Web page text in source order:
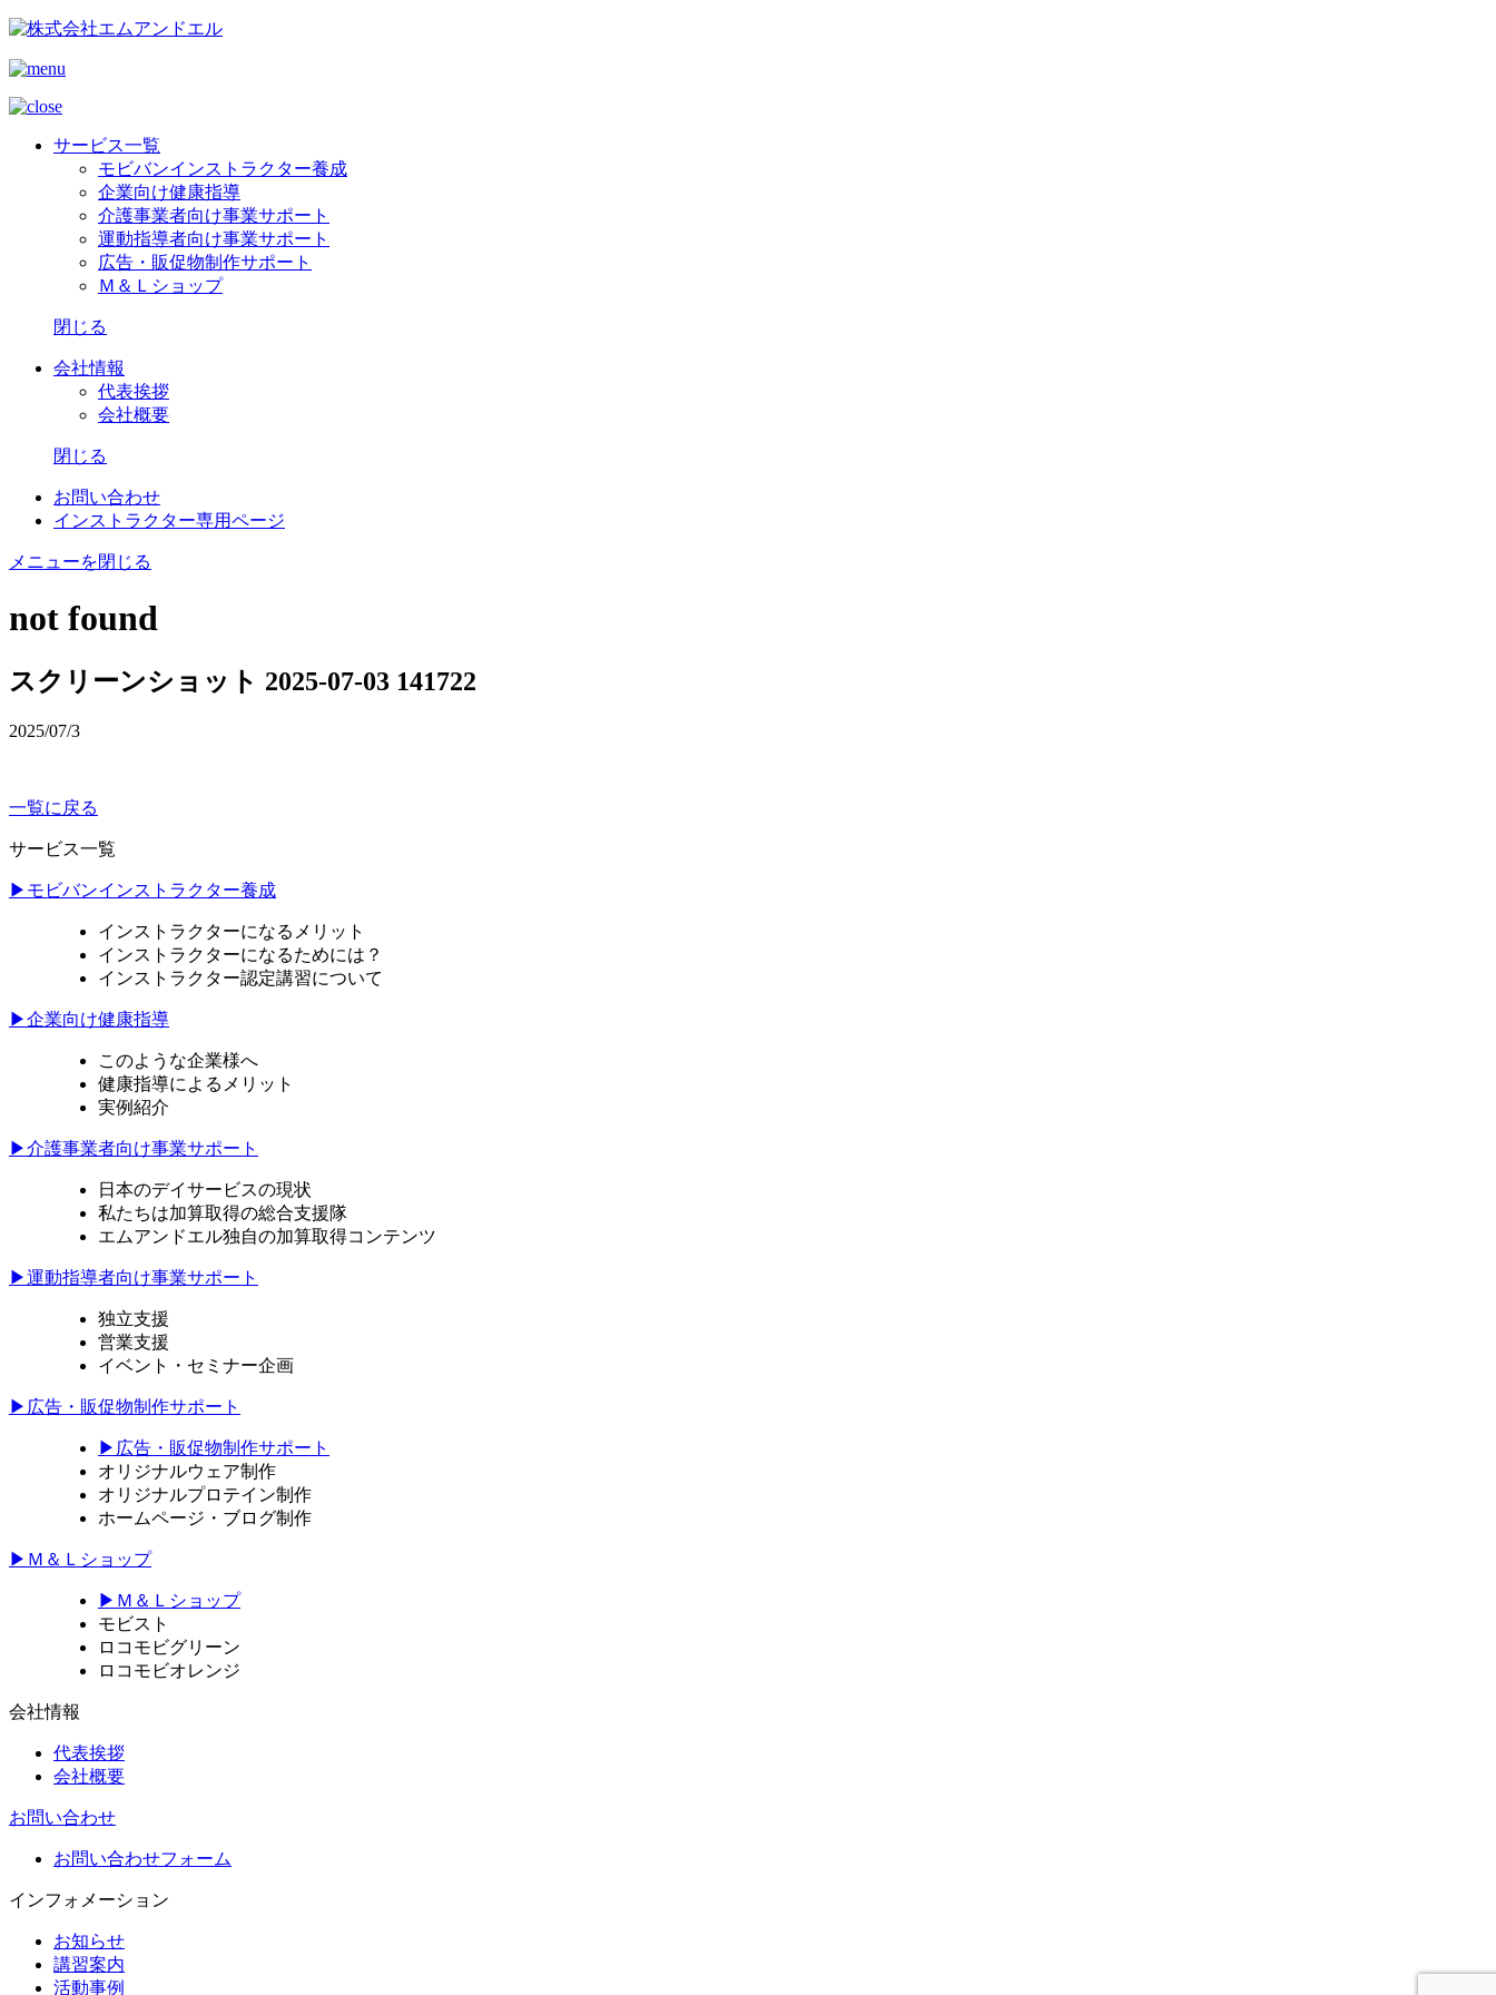
サービス一覧
モビバンインストラクター養成
企業向け健康指導
介護事業者向け事業サポート
運動指導者向け事業サポート
広告・販促物制作サポート
Ｍ＆Ｌショップ
閉じる
会社情報
代表挨拶
会社概要
閉じる
お問い合わせ
インストラクター専用ページ
メニューを閉じる
not found
スクリーンショット 2025-07-03 141722
2025/07/3
一覧に戻る
サービス一覧
▶モビバンインストラクター養成
インストラクターになるメリット
インストラクターになるためには？
インストラクター認定講習について
▶企業向け健康指導
このような企業様へ
健康指導によるメリット
実例紹介
▶介護事業者向け事業サポート
日本のデイサービスの現状
私たちは加算取得の総合支援隊
エムアンドエル独自の加算取得コンテンツ
▶運動指導者向け事業サポート
独立支援
営業支援
イベント・セミナー企画
▶広告・販促物制作サポート
▶広告・販促物制作サポート
オリジナルウェア制作
オリジナルプロテイン制作
ホームページ・ブログ制作
▶Ｍ＆Ｌショップ
▶Ｍ＆Ｌショップ
モビスト
ロコモビグリーン
ロコモビオレンジ
会社情報
代表挨拶
会社概要
お問い合わせ
お問い合わせフォーム
インフォメーション
お知らせ
講習案内
活動事例